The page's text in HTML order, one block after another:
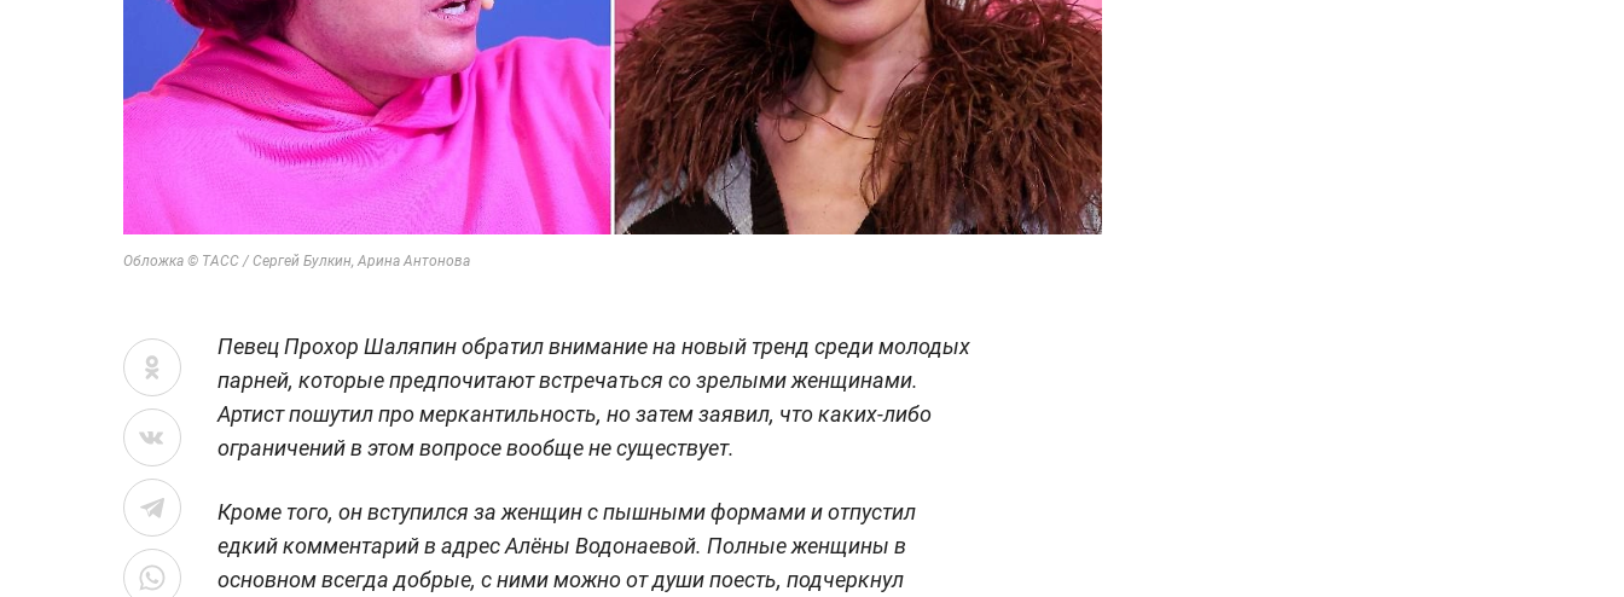
Обложка © ТАСС / Сергей Булкин, Арина Антонова
Певец Прохор Шаляпин обратил внимание на новый тренд среди молодых
парней, которые предпочитают встречаться со зрелыми женщинами.
Артист пошутил про меркантильность, но затем заявил, что каких-либо
ограничений в этом вопросе вообще не существует.
Кроме того, он вступился за женщин с пышными формами и отпустил
едкий комментарий в адрес Алёны Водонаевой. Полные женщины в
основном всегда добрые, с ними можно от души поесть, подчеркнул